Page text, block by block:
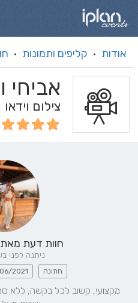
אודות · קליפים ותמונות ·
אביחי
צילום וידאו
חוות דעת מאת
ניתנה לפני בערך
חתונה 2021